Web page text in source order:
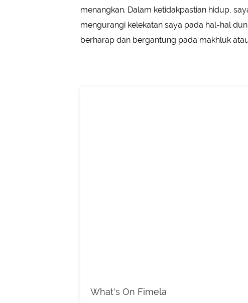
menangkan. Dalam ketidakpastian hidup,
mengurangi kelekatan saya pada hal-hal
berharap dan bergantung pada makhluk
What's On Fimela